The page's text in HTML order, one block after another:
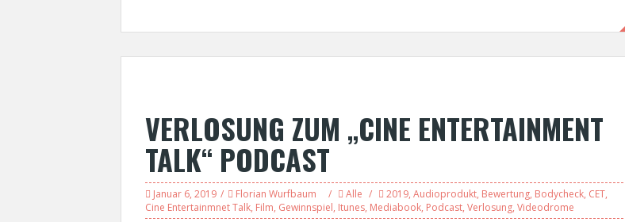
VERLOSUNG ZUM „CINE ENTERTAINMENT
TALK“ PODCAST
Januar 6, 2019 Florian Wurfbaum Alle 2019, Audioprodukt, Bewertung, Bodycheck, CET,
Cine Entertainmnet Talk, Film, Gewinnspiel, Itunes, Mediabook, Podcast, Verlosung, Videodrome